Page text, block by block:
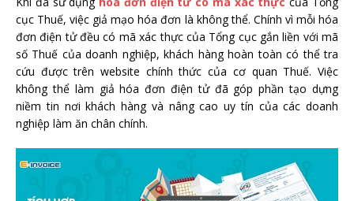
cục Thuế, việc giả mạo hóa đơn là không thể. Chính vì mỗi hóa
đơn điện tử đều có mã xác thực của Tổng cục gắn liền với mã
số Thuế của doanh nghiệp, khách hàng hoàn toàn có thể tra
cứu được trên website chính thức của cơ quan Thuế. Việc
không thể làm giả hóa đơn điện tử đã góp phần tạo dựng
niềm tin nơi khách hàng và nâng cao uy tín của các doanh
nghiệp làm ăn chân chính.